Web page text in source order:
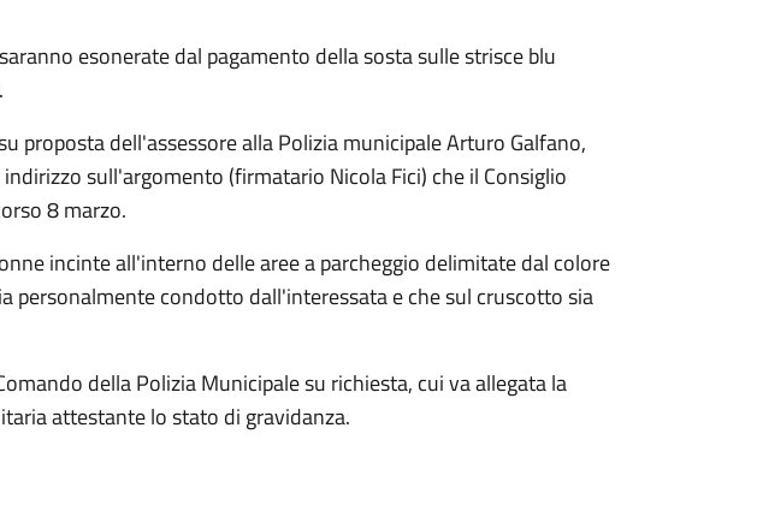
esonerate dal pagamento della sosta sulle strisce blu
proposta dell'assessore alla Polizia municipale Arturo Galfano,
sull'argomento (firmatario Nicola Fici) che il Consiglio
8 marzo.
incinte all'interno delle aree a parcheggio delimitate dal colore
personalmente condotto dall'interessata e che sul cruscotto sia
della Polizia Municipale su richiesta, cui va allegata la
attestante lo stato di gravidanza.